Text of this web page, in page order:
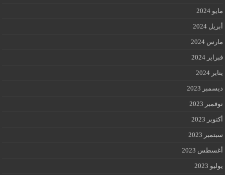
مايو 2024
أبريل 2024
مارس 2024
فبراير 2024
يناير 2024
ديسمبر 2023
نوفمبر 2023
أكتوبر 2023
سبتمبر 2023
أغسطس 2023
يوليو 2023